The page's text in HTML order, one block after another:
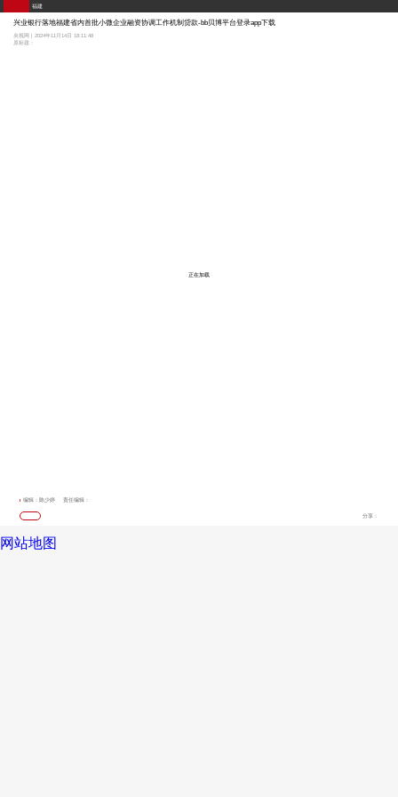
福建
兴业银行落地福建省内首批小微企业融资协调工作机制贷款-bb贝博平台登录app下载
央视网 | 2024年11月14日 18:11:48
原标题：
正在加载
编辑：陈少婷 责任编辑：
分享：
网站地图